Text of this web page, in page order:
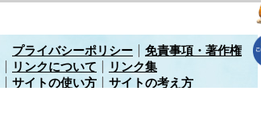
プライバシーポリシー
免責事項・著作権
リンクについて
リンク集
サイトの使い方
サイトの考え方